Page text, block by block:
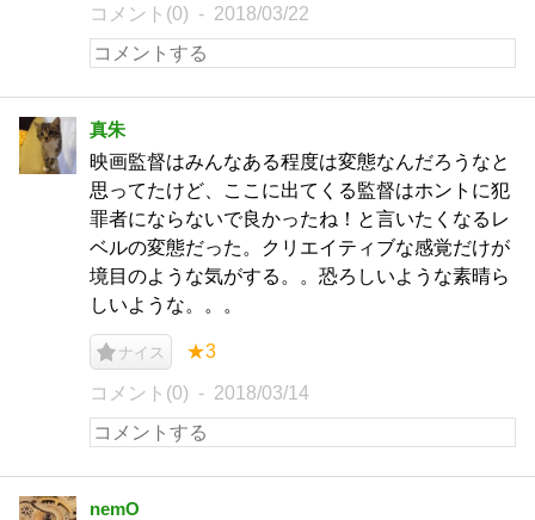
コメント(0) 2018/03/22
真朱
映画監督はみんなある程度は変態なんだろうなと
思ってたけど、ここに出てくる監督はホントに犯
罪者にならないで良かったね！と言いたくなるレ
ベルの変態だった。クリエイティブな感覚だけが
境目のような気がする。。恐ろしいような素晴ら
しいような。。。
ナイス ★3
コメント(0) 2018/03/14
nemO